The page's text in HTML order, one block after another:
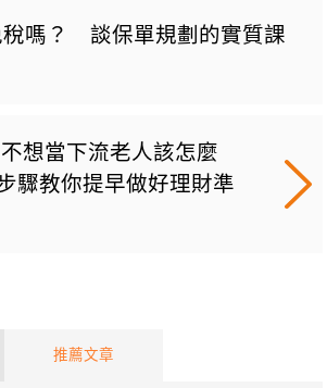
稅嗎？ 談保單規劃的實質課
想當下流老人該怎麼
驟教你提早做好理財準
推薦文章